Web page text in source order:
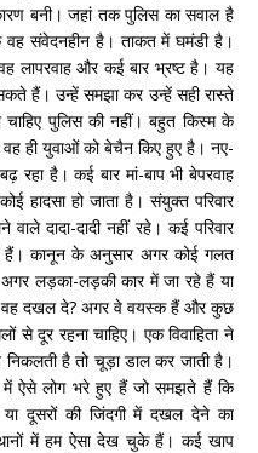
बनी। जहां तक पुलिस का सवाल है
संवेदनहीन है। ताकत में घमंडी है।
लापरवाह और कई बार भ्रष्ट है। यह
हैं। उन्हें समझा कर उन्हें सही रास्ते
चाहिए पुलिस की नहीं। बहुत किस्म के
ही युवाओं को बेचैन किए हुए है। नए-
रहा है। कई बार मां-बाप भी बेपरवाह
हादसा हो जाता है। संयुक्त परिवार
दादा-दादी नहीं रहे। कई परिवार
हैं। कानून के अनुसार अगर कोई गलत
अगर लड़का-लड़की कार में जा रहे हैं या
वह दखल दे? अगर वे वयस्क हैं और कुछ
से दूर रहना चाहिए। एक विवाहिता ने
है तो चूड़ा डाल कर जाती है।
में ऐसे लोग भरे हुए हैं जो समझते हैं कि
दूसरों की जिंदगी में दखल देने का
में हम ऐसा देख चुके हैं। कई खाप